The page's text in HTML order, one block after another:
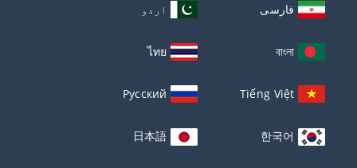
فارسی اردو
বাংলা
ไทย
Tiếng Việt
Русский
한국어
日本語